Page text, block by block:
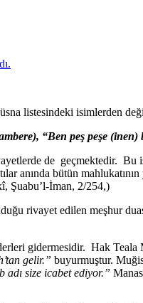
listesindeki isimlerden
“Ben peş peşe
de geçmektedir. Bu
anında bütün
Şuabu’l-İman, 2/254,)
rivayet edilen meşhur
gidermesidir. Hak
gelir.” buyurmuştur.
adı size icabet ediyor.”